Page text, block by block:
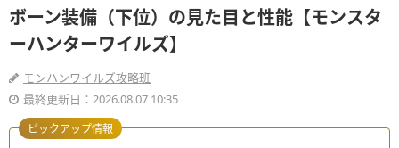
ボーン装備（下位）の見た目と性能【モンスタ
ーハンターワイルズ】
モンハンワイルズ攻略班
最終更新日：2026.08.07 10:35
ピックアップ情報